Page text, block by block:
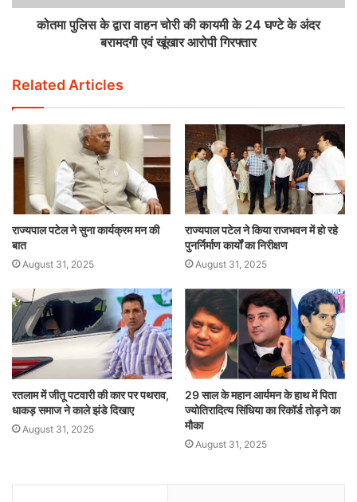
कोतमा पुलिस के द्वारा वाहन चोरी की कायमी के 24 घण्टे के अंदर
बरामदगी एवं खूंखार आरोपी गिरफ्तार
Related Articles
राज्यपाल पटेल ने सुना कार्यक्रम मन की
बात
August 31, 2025
राज्यपाल पटेल ने किया राजभवन में हो रहे
पुनर्निर्माण कार्यों का निरीक्षण
August 31, 2025
रतलाम में जीतू पटवारी की कार पर पथराव,
धाकड़ समाज ने काले झंडे दिखाए
August 31, 2025
29 साल के महान आर्यमन के हाथ में पिता
ज्योतिरादित्य सिंधिया का रिकॉर्ड तोड़ने का
मौका
August 31, 2025